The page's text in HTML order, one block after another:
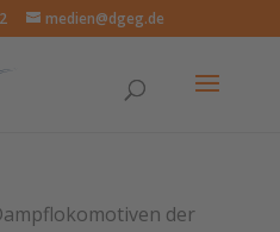
medien@dgeg.de
der